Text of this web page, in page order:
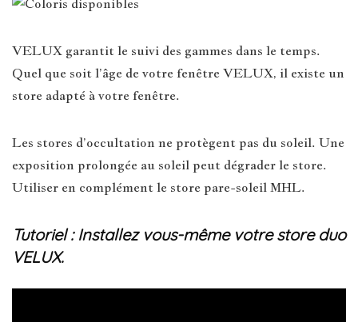
VELUX garantit le suivi des gammes dans le temps.
Quel que soit l’âge de votre fenêtre VELUX, il existe un
store adapté à votre fenêtre.
Les stores d’occultation ne protègent pas du soleil. Une
exposition prolongée au soleil peut dégrader le store.
Utiliser en complément le store pare-soleil MHL.
Tutoriel : Installez vous-même votre store duo
VELUX.